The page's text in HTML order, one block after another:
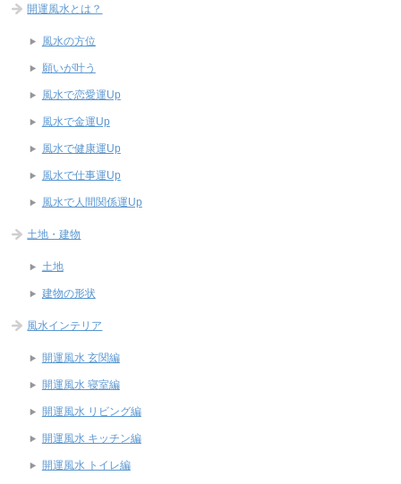
開運風水とは？
風水の方位
願いが叶う
風水で恋愛運Up
風水で金運Up
風水で健康運Up
風水で仕事運Up
風水で人間関係運Up
土地・建物
土地
建物の形状
風水インテリア
開運風水 玄関編
開運風水 寝室編
開運風水 リビング編
開運風水 キッチン編
開運風水 トイレ編